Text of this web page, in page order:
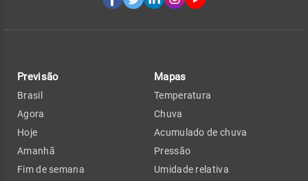
Previsão
Brasil
Agora
Hoje
Amanhã
Fim de semana
Mapas
Temperatura
Chuva
Acumulado de chuva
Pressão
Umidade relativa